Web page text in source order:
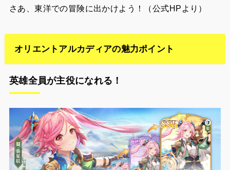
さあ、東洋での冒険に出かけよう！（公式HPより）
オリエントアルカディアの魅力ポイント
英雄全員が主役になれる！